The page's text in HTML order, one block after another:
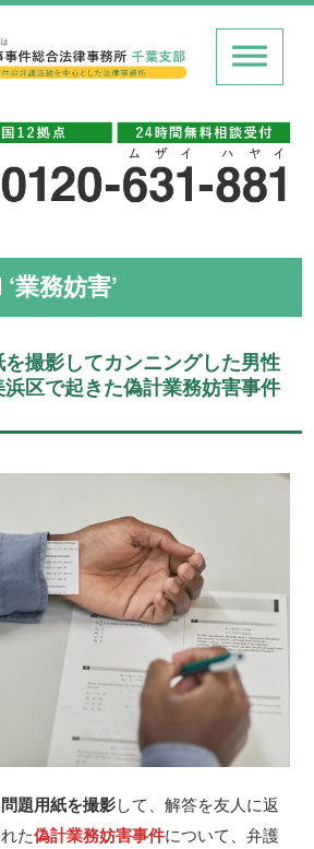
業務妨害’
撮影してカンニングした男性
区で起きた偽計業務妨害事件
題用紙を撮影して、解答を友人に返
た偽計業務妨害事件について、弁護